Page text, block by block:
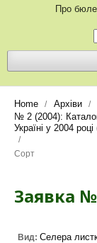
Про
Home / Архіви /
№ 2 (2004):
Україні у 2004
/
Сорт
Заявка
Вид: Селера